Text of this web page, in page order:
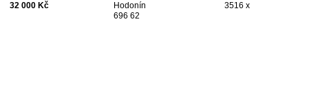
32 000 Kč
Hodonín
696 62
3516 x